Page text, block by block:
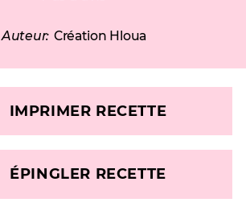
Auteur: Création Hloua
IMPRIMER RECETTE
ÉPINGLER RECETTE